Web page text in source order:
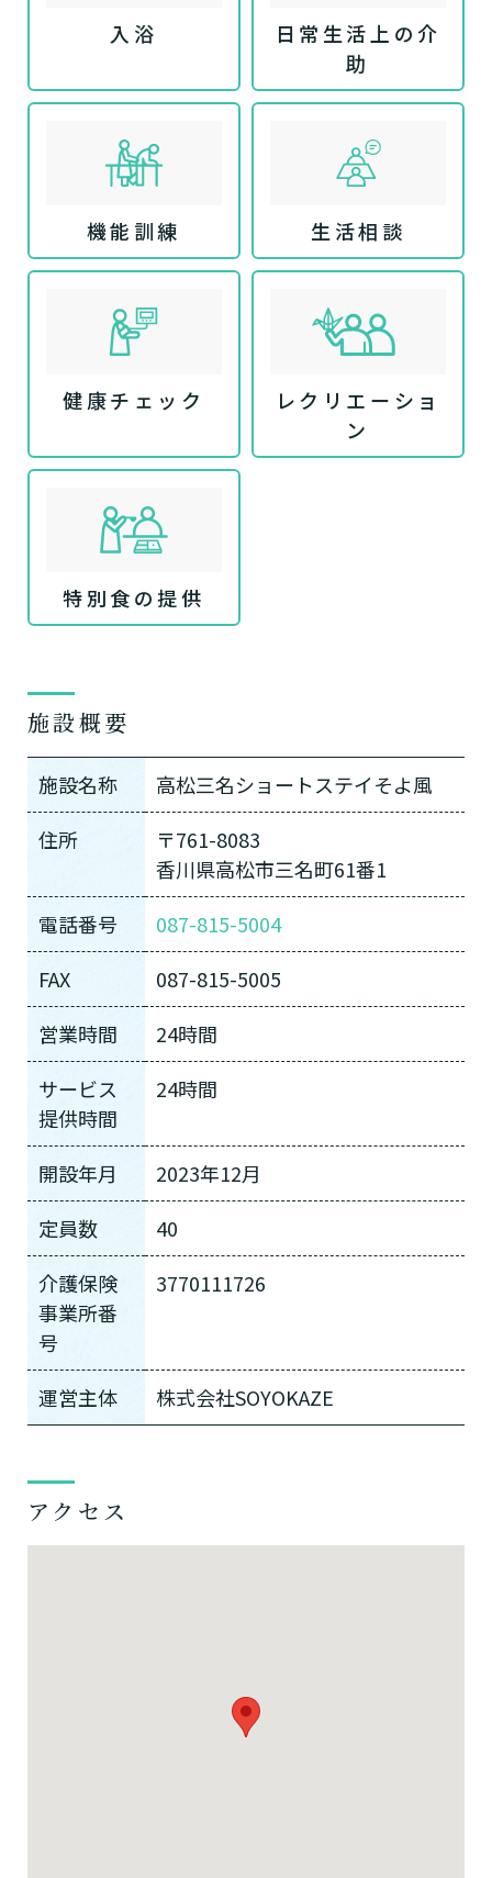
入浴
日常生活上の介
助
機能訓練 生活相談
健康チェック
レクリエーショ
ン
特別食の提供
施設概要
施設名称
高松三名ショートステイそよ風
住所
〒761-8083
香川県高松市三名町61番1
電話番号
087-815-5004
FAX
087-815-5005
営業時間
24時間
サービス
提供時間
24時間
開設年月
2023年12月
定員数
40
介護保険
事業所番
号
3770111726
運営主体 株式会社SOYOKAZE
アクセス